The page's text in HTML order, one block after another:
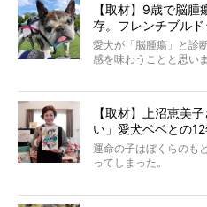
んのインスタグラムを
ントがフォローされて
LIFE』モデルのnicoや
そんな中岡さんに、フ
た。そのブヒ愛っぷ
【取材】9歳で脳
存。フレンチブル
愛犬が「脳腫瘍」と診
感を味わうことと思い
たひとり。だからこ
解をしているつもり
ところが、フレンチ
症し、なんと4年7ヶ月
きの年齢は13歳と11ヶ
た。さらには、治療後
いいます。
この事実はフレンチ
多くの犬たちに勇気と
【取材】上沼恵美
い」愛犬ベベとの
運命の子はぼくらのも
ってしまった。
けれども、ぼくらは